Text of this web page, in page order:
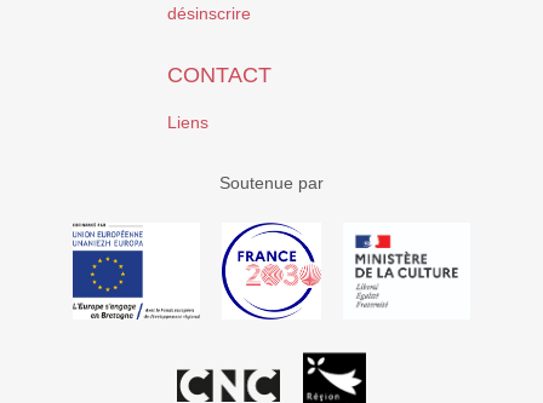
désinscrire
CONTACT
Liens
Soutenue par